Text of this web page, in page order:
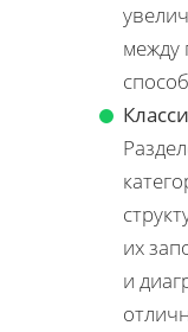
между
их
и